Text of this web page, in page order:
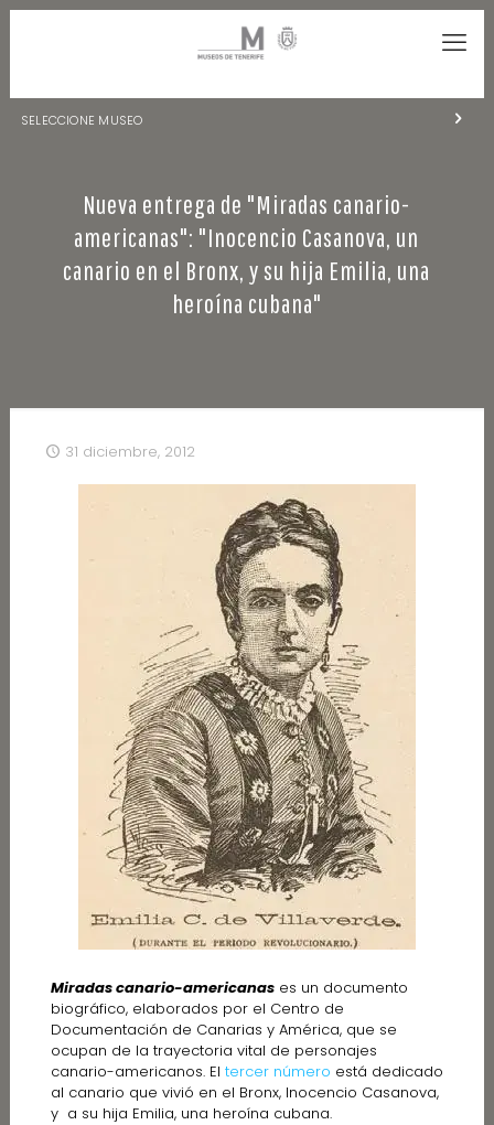
SELECCIONE MUSEO
NATURALEZA Y ARQUEOLOGÍA
HISTORIA Y ANTROPOLOGÍA
Nueva entrega de "Miradas canario-
americanas": "Inocencio Casanova, un
canario en el Bronx, y su hija Emilia, una
heroína cubana"
31 diciembre, 2012
Miradas canario-americanases un documento
biográfico, elaborados por el Centro de
Documentación de Canarias y América, que se
ocupan de la trayectoria vital de personajes
canario-americanos. El tercer número está dedicado
al canario que vivió en el Bronx, Inocencio Casanova,
y a su hija Emilia, una heroína cubana.